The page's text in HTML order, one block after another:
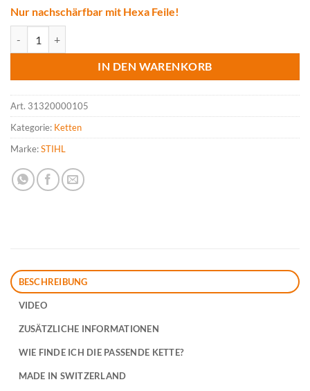
Nur nachschärfbar mit Hexa Feile!
IN DEN WARENKORB
Art. 31320000105
Kategorie: Ketten
Marke:STIHL
BESCHREIBUNG
VIDEO
ZUSÄTZLICHE INFORMATIONEN
WIE FINDE ICH DIE PASSENDE KETTE?
MADE IN SWITZERLAND